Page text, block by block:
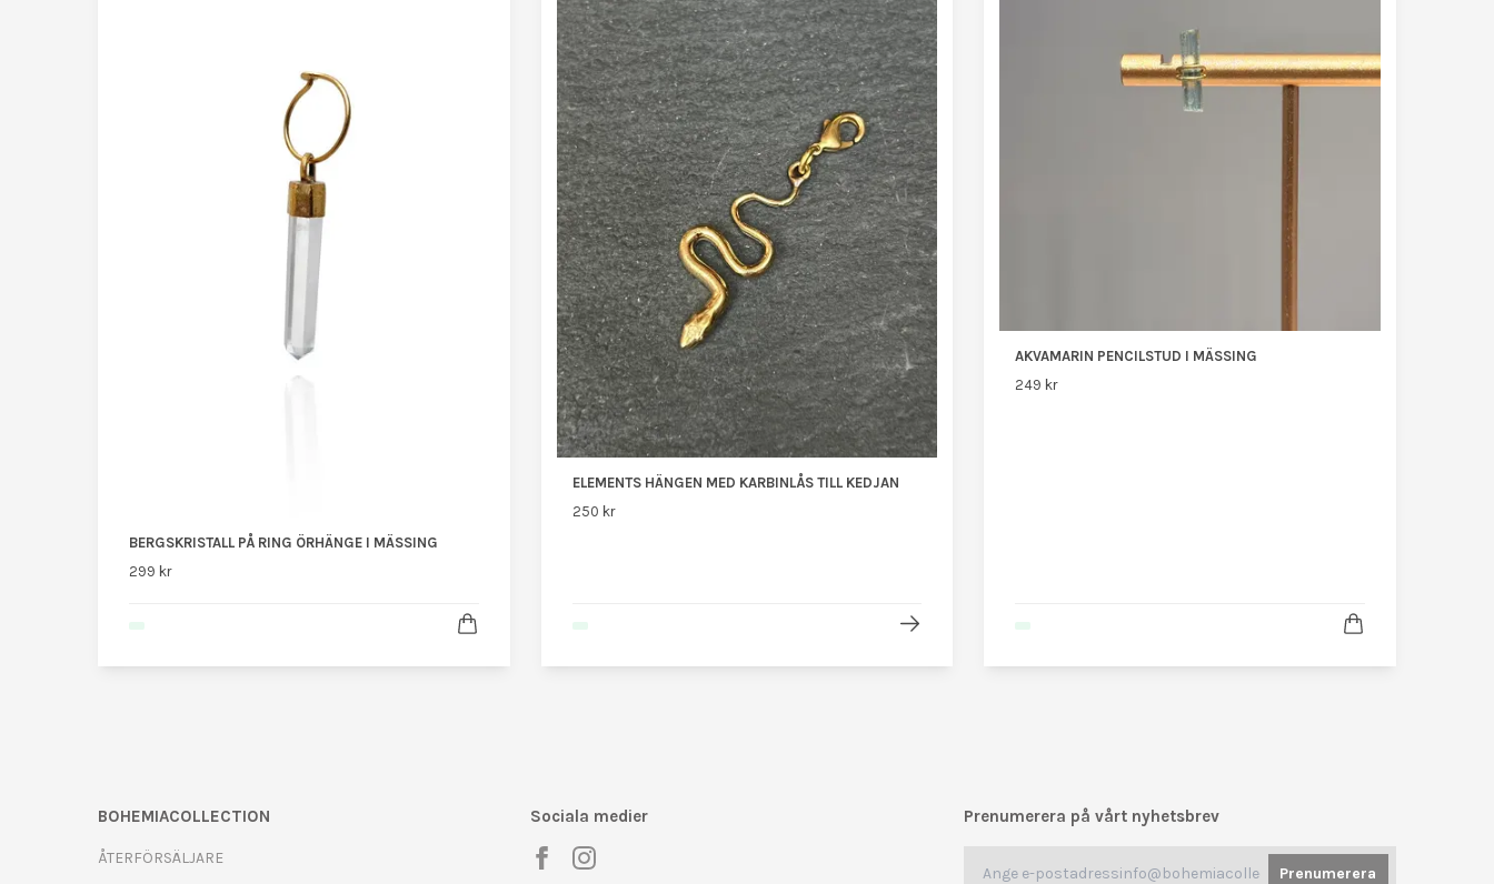
BERGSKRISTALL PÅ RING ÖRHÄNGE I MÄSSING
299 kr
ELEMENTS HÄNGEN MED KARBINLÅS TILL KEDJAN
250 kr
AKVAMARIN PENCILSTUD I MÄSSING
249 kr
BOHEMIACOLLECTION
ÅTERFÖRSÄLJARE
Sociala medier Prenumerera på vårt nyhetsbrev
Prenumerera